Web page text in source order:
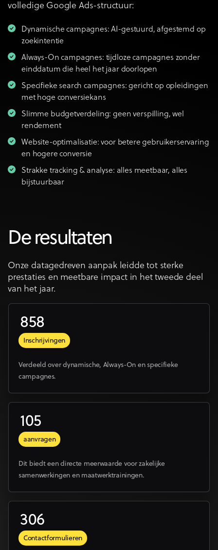
volledige Google Ads-structuur:
Dynamische campagnes: AI-gestuurd, afgestemd op
zoekintentie
Always-On campagnes: tijdloze campagnes zonder
einddatum die heel het jaar doorlopen
Specifieke search campagnes: gericht op opleidingen
met hoge conversiekans
Slimme budgetverdeling: geen verspilling, wel
rendement
Website-optimalisatie: voor betere gebruikerservaring
en hogere conversie
Strakke tracking & analyse: alles meetbaar, alles
bijstuurbaar
De resultaten
Onze datagedreven aanpak leidde tot sterke
prestaties en meetbare impact in het tweede deel
van het jaar.
858
Inschrijvingen
Verdeeld over dynamische, Always-On en specifieke
campagnes.
105
aanvragen
Dit biedt een directe meerwaarde voor zakelijke
samenwerkingen en maatwerktrainingen.
306
Contactformulieren